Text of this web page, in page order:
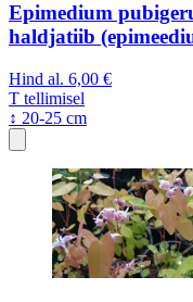
Epimedium
haldjatiib
Hind al. 6,00 €
T tellimisel
↕ 20-25 cm